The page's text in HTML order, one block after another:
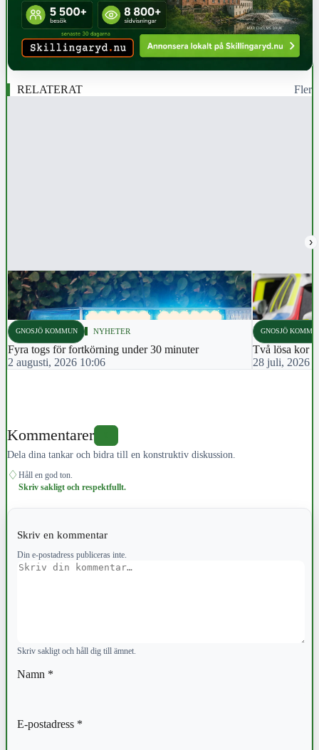
RELATERAT Fler
›
GNOSJÖ KOMMUN NYHETER
Fyra togs för fortkörning under 30 minuter
2 augusti, 2026 10:06
GNOSJÖ
Två lösa kor
28 juli, 2026
Kommentarer
Dela dina tankar och bidra till en konstruktiv diskussion.
♢ Håll en god ton.
Skriv sakligt och respektfullt.
Skriv en kommentar
Din e-postadress publiceras inte.
Kommentar
Skriv sakligt och håll dig till ämnet.
Namn *
E-postadress *